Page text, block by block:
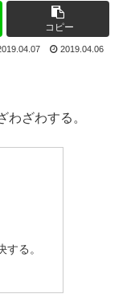
コピー
2019.04.06
わざわする。
る。